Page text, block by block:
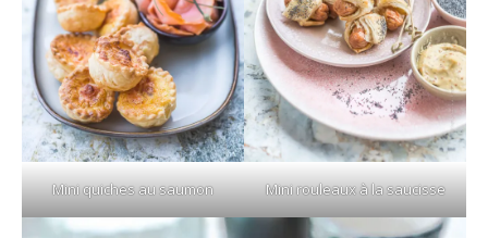
Mini quiches au saumon Mini rouleaux à la saucisse